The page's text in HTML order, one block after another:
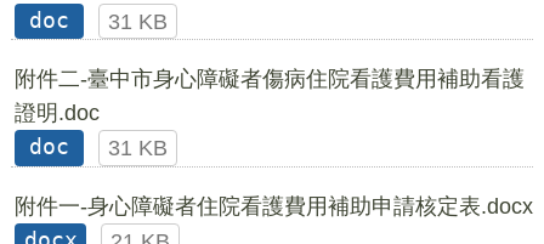
doc
31 KB
附件二-臺中市身心障礙者傷病住院看護費用補助看護
證明.doc
doc
31 KB
附件一-身心障礙者住院看護費用補助申請核定表.docx